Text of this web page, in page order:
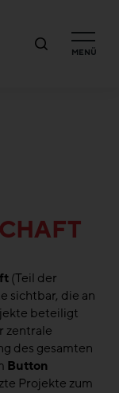
MENÜ
(Teil der
sichtbar, die an
beteiligt
zentrale
des gesamten
Button
Projekte zum